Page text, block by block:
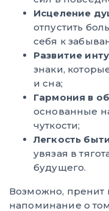
Исцеление
отпустить
себя к
Развитие
знаки,
и сна;
Гармония в
основанные
чуткости;
Легкость
увязая в
будущего.
Возможно, пренит
напоминание о